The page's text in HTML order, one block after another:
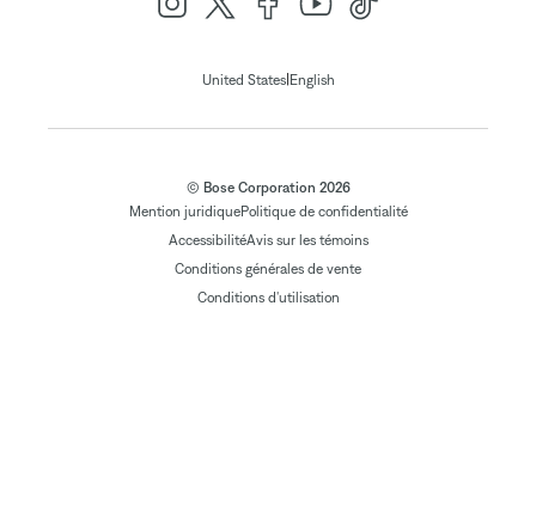
United States| English
© Bose Corporation 2026
Mention juridiquePolitique de confidentialité
AccessibilitéAvis sur les témoins
Conditions générales de vente
Conditions d'utilisation